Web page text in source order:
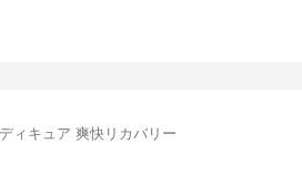
ィキュア 爽快リカバリー